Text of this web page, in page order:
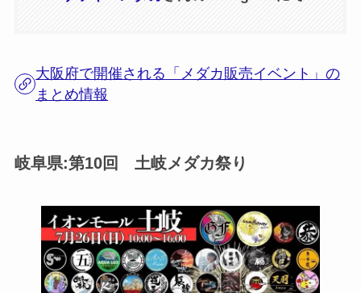
大阪府で開催される「メダカ販売イベント」の
まとめ情報
岐阜県:第10回 土岐メダカ祭り